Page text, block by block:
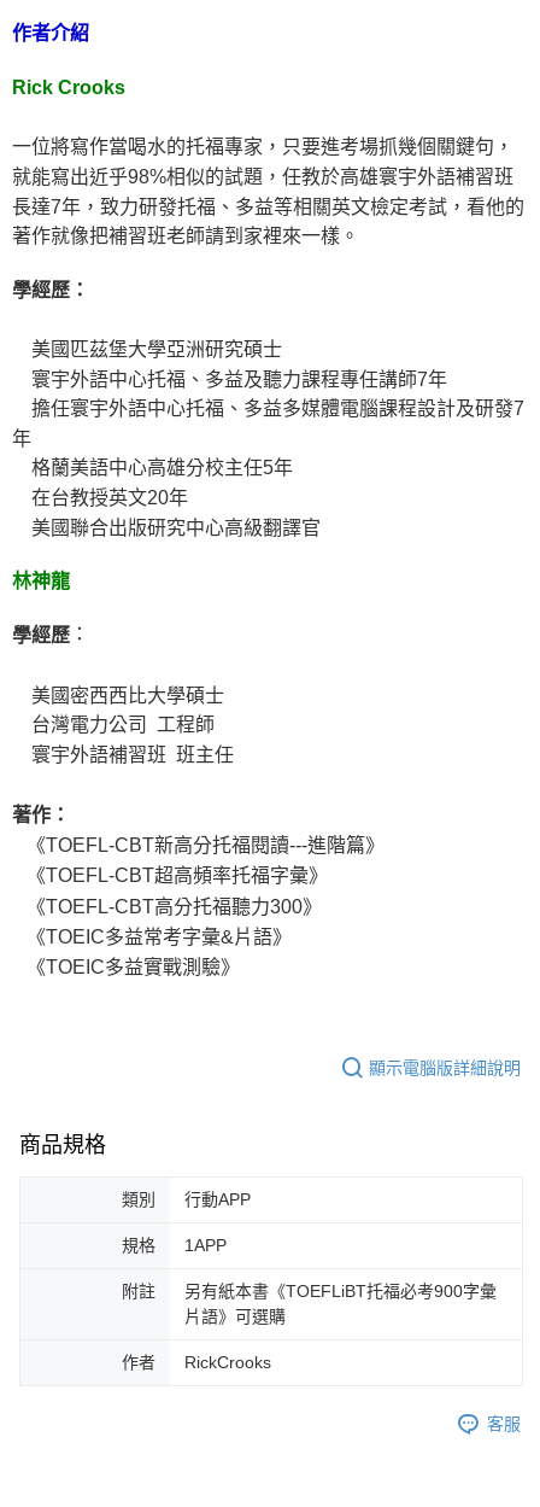
作者介紹
Rick Crooks
一位將寫作當喝水的托福專家，只要進考場抓幾個關鍵句，
就能寫出近乎98%相似的試題，任教於高雄寰宇外語補習班
長達7年，致力研發托福、多益等相關英文檢定考試，看他的
著作就像把補習班老師請到家裡來一樣。
學經歷：
美國匹茲堡大學亞洲研究碩士
寰宇外語中心托福、多益及聽力課程專任講師7年
擔任寰宇外語中心托福、多益多媒體電腦課程設計及研發7
年
格蘭美語中心高雄分校主任5年
在台教授英文20年
美國聯合出版研究中心高級翻譯官
林神龍
學經歷 ：
美國密西西比大學碩士
台灣電力公司 工程師
寰宇外語補習班 班主任
著作：
《TOEFL-CBT新高分托福閱讀---進階篇》
《TOEFL-CBT超高頻率托福字彙》
《TOEFL-CBT高分托福聽力300》
《TOEIC多益常考字彙&片語》
《TOEIC多益實戰測驗》
顯示電腦版詳細說明
商品規格
類別 行動APP
規格 1APP
附註
另有紙本書《TOEFLiBT托福必考900字彙
片語》可選購
作者 RickCrooks
客服